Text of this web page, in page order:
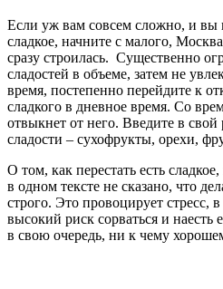
Если уж вам совсем сложно, и вы
сладкое, начните с малого,
сразу строилась. Существенно
сладостей в объеме, затем не
время, постепенно перейдите к
сладкого в дневное время. Со
отвыкнет от него. Введите в
сладости – сухофрукты, орехи,
О том, как перестать есть
в одном тексте не сказано, что
строго. Это провоцирует стресс, в
высокий риск сорваться и наесть
в свою очередь, ни к чему